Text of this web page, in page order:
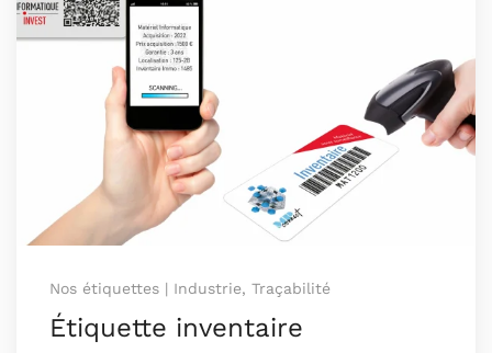
Nos étiquettes | Industrie, Traçabilité
Étiquette inventaire